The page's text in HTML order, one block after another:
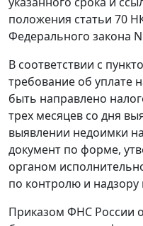
положения статьи 70
Федерального закона
В соответствии с
требование об уплате
быть направлено
трех месяцев со дня
выявлении недоимки
документ по форме,
органом
по контролю и надзору
Приказом ФНС России